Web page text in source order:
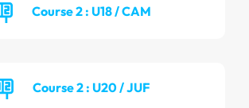
Course 2 : U18 / CAM
Course 2 : U20 / JUF